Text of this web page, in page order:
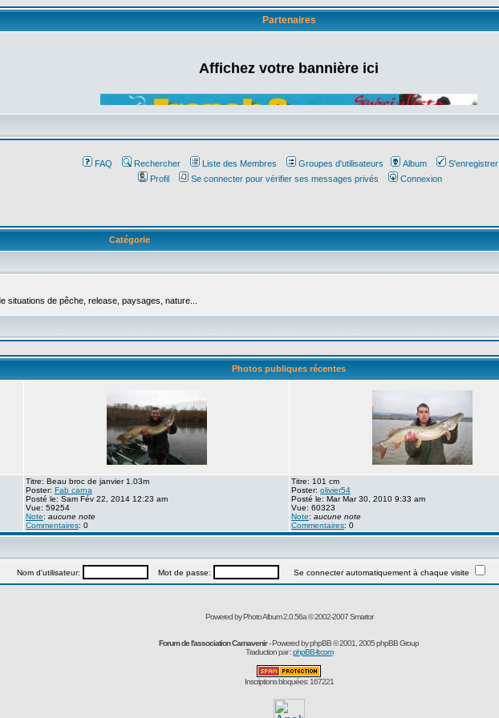
Partenaires
Affichez votre bannière ici
FAQ Rechercher Liste des Membres Groupes d'utilisateurs Album
S'enregistrer
Profil
Se connecter pour vérifier ses messages privés Connexion
Catégorie
de pêche, release, paysages, nature...
Photos publiques récentes
Titre: Beau broc de janvier 1.03m
Poster: Fab carna
Posté le: Sam Fév 22, 2014 12:23 am
Vue: 59254
Note: aucune note
Commentaires: 0
Titre: 101 cm
Poster: olivier54
Posté le: Mar Mar 30, 2010 9:33 am
Vue: 60323
Note: aucune note
Commentaires: 0
Nom d'utilisateur: Mot de passe: Se connecter automatiquement à chaque visite
Powered by Photo Album 2.0.56a © 2002-2007Smartor
Forum de l'association Carnavenir- Powered byphpBB© 2001, 2005 phpBB Group
Traduction par :phpBB-fr.com
Inscriptions bloquées: 167221